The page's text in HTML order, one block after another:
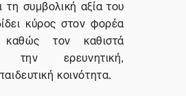
συμβολική αξία του
κύρος στον φορέα
τον καθιστά
την ερευνητική,
κοινότητα.